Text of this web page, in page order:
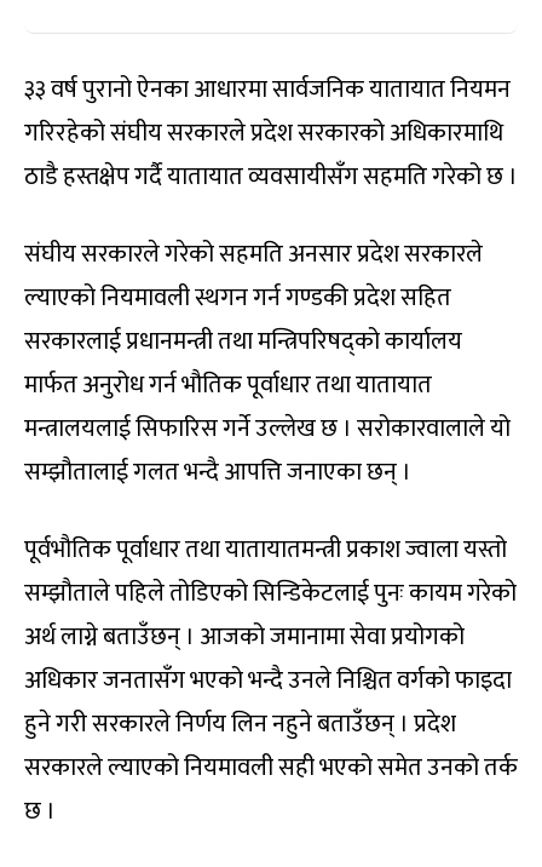
३३ वर्ष पुरानो ऐनका आधारमा सार्वजनिक यातायात नियमन
गरिरहेको संघीय सरकारले प्रदेश सरकारको अधिकारमाथि
ठाडै हस्तक्षेप गर्दै यातायात व्यवसायीसँग सहमति गरेको छ ।
संघीय सरकारले गरेको सहमति अनसार प्रदेश सरकारले
ल्याएको नियमावली स्थगन गर्न गण्डकी प्रदेश सहित
सरकारलाई प्रधानमन्त्री तथा मन्त्रिपरिषद्को कार्यालय
मार्फत अनुरोध गर्न भौतिक पूर्वाधार तथा यातायात
मन्त्रालयलाई सिफारिस गर्ने उल्लेख छ । सरोकारवालाले यो
सम्झौतालाई गलत भन्दै आपत्ति जनाएका छन् ।
पूर्वभौतिक पूर्वाधार तथा यातायातमन्त्री प्रकाश ज्वाला यस्तो
सम्झौताले पहिले तोडिएको सिन्डिकेटलाई पुनः कायम गरेको
अर्थ लाग्ने बताउँछन् । आजको जमानामा सेवा प्रयोगको
अधिकार जनतासँग भएको भन्दै उनले निश्चित वर्गको फाइदा
हुने गरी सरकारले निर्णय लिन नहुने बताउँछन् । प्रदेश
सरकारले ल्याएको नियमावली सही भएको समेत उनको तर्क
छ ।